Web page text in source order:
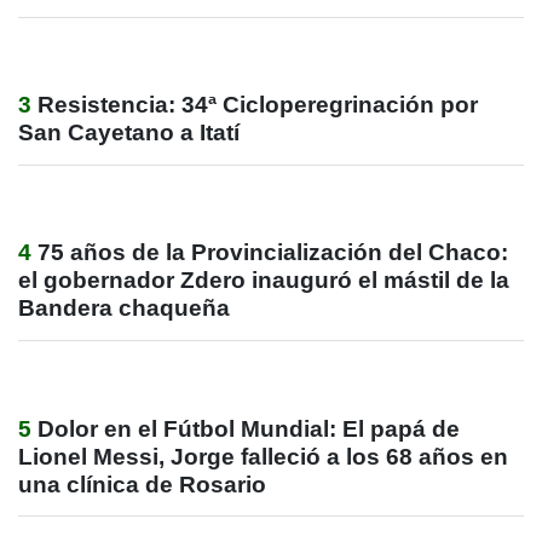
3 Resistencia: 34ª Cicloperegrinación por
San Cayetano a Itatí
4 75 años de la Provincialización del Chaco:
el gobernador Zdero inauguró el mástil de la
Bandera chaqueña
5 Dolor en el Fútbol Mundial: El papá de
Lionel Messi, Jorge falleció a los 68 años en
una clínica de Rosario